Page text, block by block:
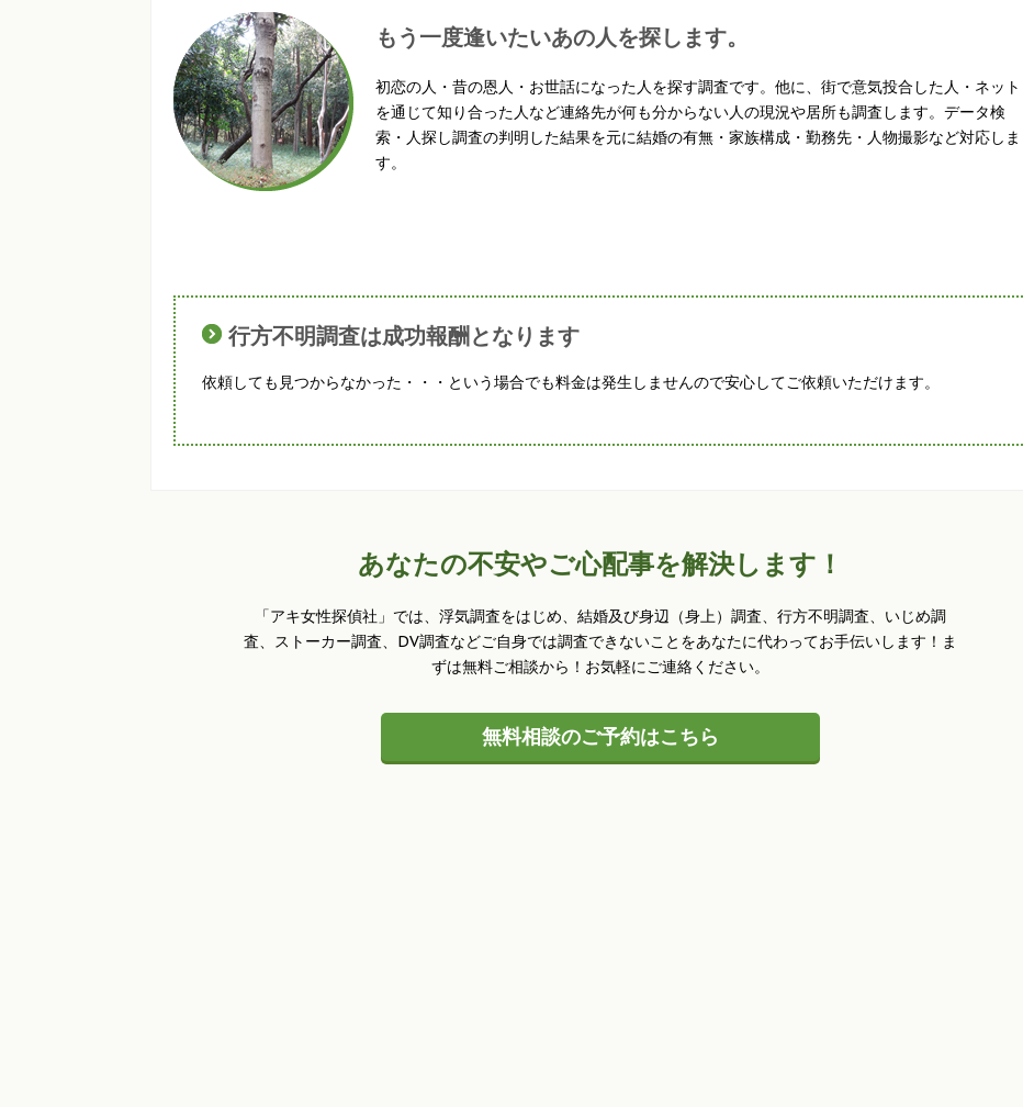
もう一度逢いたいあの人を探します。
初恋の人・昔の恩人・お世話になった人を探す調査です。他に、街で意気投合した人・ネット
を通じて知り合った人など連絡先が何も分からない人の現況や居所も調査します。データ検
索・人探し調査の判明した結果を元に結婚の有無・家族構成・勤務先・人物撮影など対応しま
す。
行方不明調査は成功報酬となります
依頼しても見つからなかった・・・という場合でも料金は発生しませんので安心してご依頼いただけます。
あなたの不安やご心配事を解決します！
「アキ女性探偵社」では、浮気調査をはじめ、結婚及び身辺（身上）調査、行方不明調査、いじめ調
査、ストーカー調査、DV調査などご自身では調査できないことをあなたに代わってお手伝いします！ま
ずは無料ご相談から！お気軽にご連絡ください。
無料相談のご予約はこちら